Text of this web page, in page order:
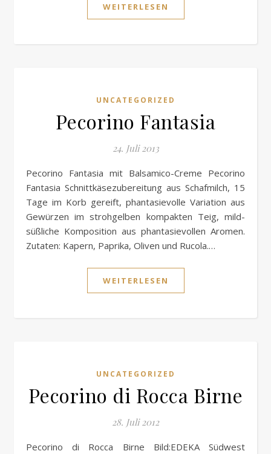
WEITERLESEN
UNCATEGORIZED
Pecorino Fantasia
24. Juli 2013
Pecorino Fantasia mit Balsamico-Creme Pecorino
Fantasia Schnittkäsezubereitung aus Schafmilch, 15
Tage im Korb gereift, phantasievolle Variation aus
Gewürzen im strohgelben kompakten Teig, mild-
süßliche Komposition aus phantasievollen Aromen.
Zutaten: Kapern, Paprika, Oliven und Rucola.…
WEITERLESEN
UNCATEGORIZED
Pecorino di Rocca Birne
28. Juli 2012
Pecorino di Rocca Birne Bild:EDEKA Südwest